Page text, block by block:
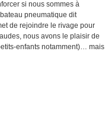
si nous sommes à
pneumatique dit
de rejoindre le rivage pour
nous avons le plaisir de
enfants notamment)… mais